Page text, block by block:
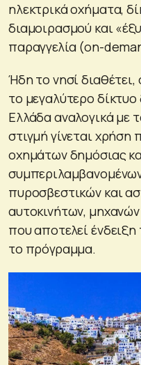
ηλεκτρικά οχήματα,
διαμοιρασμού και
παραγγελία (on-
Ήδη το νησί
το μεγαλύτερο
Ελλάδα αναλογικά με
στιγμή γίνεται
οχημάτων δημόσιας
πυροσβεστικών και
αυτοκινήτων,
που αποτελεί
το πρόγραμμα.